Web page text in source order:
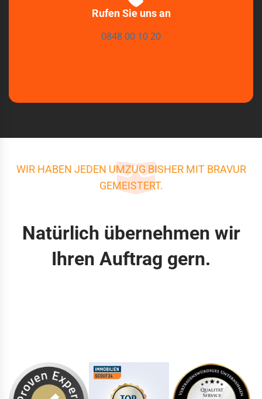
Rufen Sie uns an
0848 00 10 20
WIR HABEN JEDEN UMZUG BISHER MIT BRAVUR
GEMEISTERT.
Natürlich übernehmen wir
Ihren Auftrag gern.